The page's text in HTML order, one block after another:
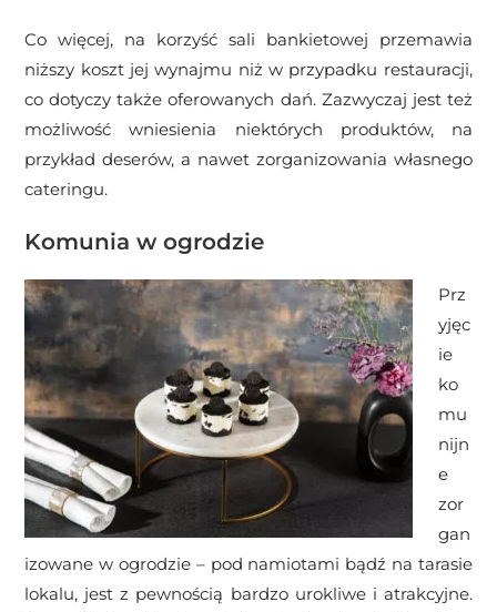
Co więcej, na korzyść sali bankietowej przemawia
niższy koszt jej wynajmu niż w przypadku restauracji,
co dotyczy także oferowanych dań. Zazwyczaj jest też
możliwość wniesienia niektórych produktów, na
przykład deserów, a nawet zorganizowania własnego
cateringu.
Komunia w ogrodzie
Prz
yjęc
ie
ko
mu
nijn
e
zor
gan
izowane w ogrodzie – pod namiotami bądź na tarasie
lokalu, jest z pewnością bardzo urokliwe i atrakcyjne.